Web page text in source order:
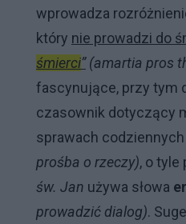
wprowadza
który nie prowadzi do
śmierci” (amartia pros
fascynujące, przy tym
czasownik dotyczący
sprawach
prośba o rzeczy), o tyle
św. Jan używa słowa
prowadzić dialog).